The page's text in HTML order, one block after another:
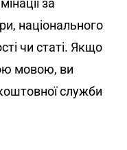
за
національного
чи статі. Якщо
мовою, ви
служби